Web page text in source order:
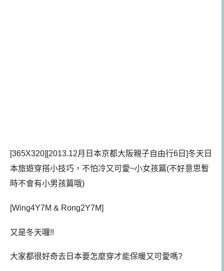
[365X320][2013.12月日本京都大阪親子自由行6日]冬天日
本旅遊穿搭小技巧，不怕冷又可愛~小女孩篇(不好意思暫
時不會有小男孩篇哦)
[Wing4Y7M & Rong2Y7M]
又是冬天囉!!
大家都很好奇去日本要怎麼穿才能保暖又可愛嗎?